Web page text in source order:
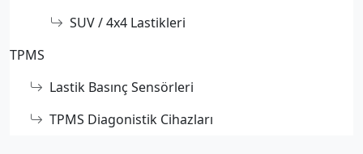
SUV / 4x4 Lastikleri
TPMS
Lastik Basınç Sensörleri
TPMS Diagonistik Cihazları